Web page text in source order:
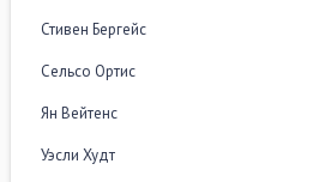
Стивен Бергейс
Сельсо Ортис
Ян Вейтенс
Уэсли Худт